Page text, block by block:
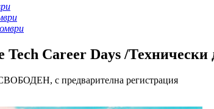
Tech Career Days /
с предварителна регистрация